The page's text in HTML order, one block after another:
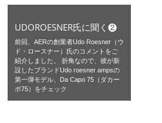
UDOROESNER氏に聞く❷
前回、AERの創業者Udo Roesner（ウ
ド・ロースナー）氏のコメントをご
紹介しました。 折角なので、彼が新
設したブランドUdo roesner ampsの
第一弾モデル、Da Capo 75（ダカー
ポ75）をチェック